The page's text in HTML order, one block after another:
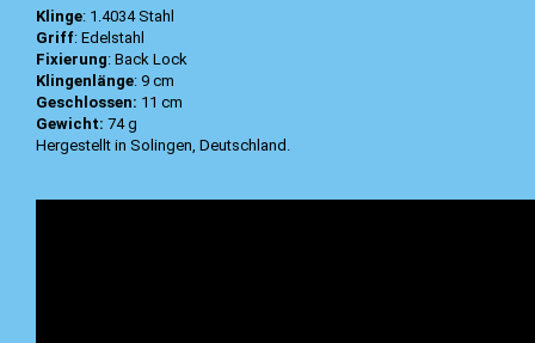
Klinge: 1.4034 Stahl
Griff: Edelstahl
Fixierung: Back Lock
Klingenlänge: 9 cm
Geschlossen: 11 cm
Gewicht: 74 g
Hergestellt in Solingen, Deutschland.